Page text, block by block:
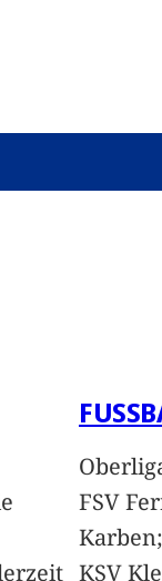
FSV
KSV